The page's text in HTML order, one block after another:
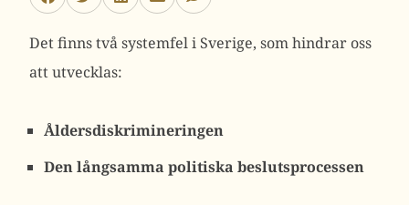
Det finns två systemfel i Sverige, som hindrar oss
att utvecklas:
Åldersdiskrimineringen
Den långsamma politiska beslutsprocessen